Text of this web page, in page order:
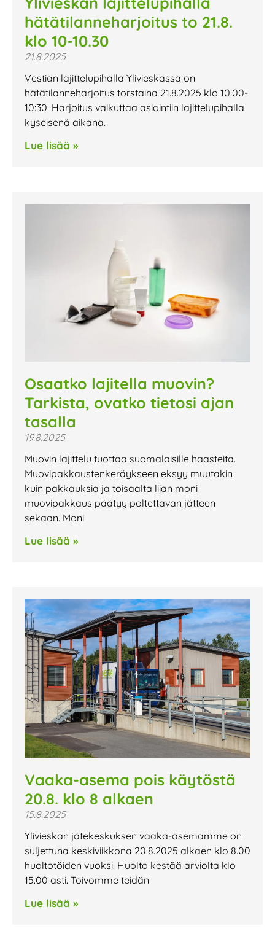
hätätilanneharjoitus to 21.8.
klo 10-10.30
21.8.2025
Vestian lajittelupihalla Ylivieskassa on
hätätilanneharjoitus torstaina 21.8.2025 klo 10.00-
10:30. Harjoitus vaikuttaa asiointiin lajittelupihalla
kyseisenä aikana.
Lue lisää »
Osaatko lajitella muovin?
Tarkista, ovatko tietosi ajan
tasalla
19.8.2025
Muovin lajittelu tuottaa suomalaisille haasteita.
Muovipakkaustenkeräykseen eksyy muutakin
kuin pakkauksia ja toisaalta liian moni
muovipakkaus päätyy poltettavan jätteen
sekaan. Moni
Lue lisää »
Vaaka-asema pois käytöstä
20.8. klo 8 alkaen
15.8.2025
Ylivieskan jätekeskuksen vaaka-asemamme on
suljettuna keskiviikkona 20.8.2025 alkaen klo 8.00
huoltotöiden vuoksi. Huolto kestää arviolta klo
15.00 asti. Toivomme teidän
Lue lisää »